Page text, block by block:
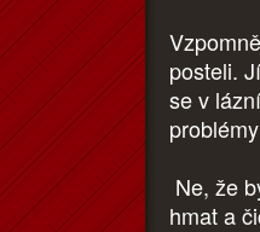
posteli.
se v
Ne, že
hmat a